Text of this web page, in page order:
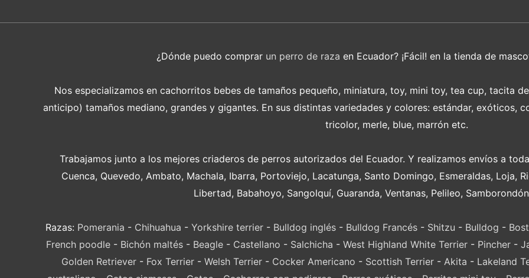
¿Dónde puedo comprar un perro de raza en Ecuador? ¡Fácil! en la tienda de
Nos especializamos en cachorritos bebes de tamaños pequeño, miniatura, toy, mini toy, tea cup, tacita
anticipo) tamaños mediano, grandes y gigantes. En sus distintas variedades y colores: estándar, exóticos,
tricolor, merle, blue, marrón etc.
Trabajamos junto a los mejores criaderos de perros autorizados del Ecuador. Y realizamos envíos a
Cuenca, Quevedo, Ambato, Machala, Ibarra, Portoviejo, Lacatunga, Santo Domingo, Esmeraldas, Loja,
Libertad, Babahoyo, Sangolquí, Guaranda, Ventanas, Pelileo,
Razas: Pomerania - Chihuahua - Yorkshire terrier - Bulldog inglés - Bulldog Francés - Shitzu - Bulldog -
French poodle- Bichón maltés- Beagle- Castellano - Salchicha - West Highland White Terrier- Pincher-
Golden Retriever- Fox Terrier- Welsh Terrier- Cocker Americano - Scottish Terrier- Akita - Lakeland